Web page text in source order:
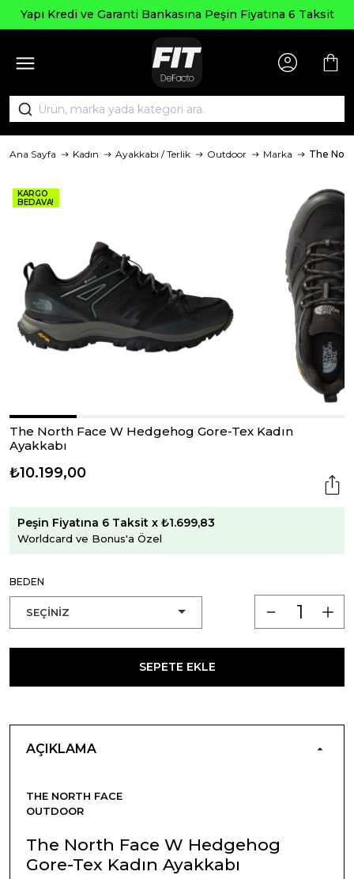
Yapı Kredi ve Garanti Bankasına Peşin Fiyatına 6 Taksit
Ana Sayfa Kadın Ayakkabı / Terlik Outdoor Marka The
KARGO
BEDAVA!
The North Face W Hedgehog Gore-Tex Kadın
Ayakkabı
₺10.199,00
Peşin Fiyatına 6 Taksit x ₺1.699,83
Worldcard ve Bonus'a Özel
BEDEN
SEPETE EKLE
AÇIKLAMA
THE NORTH FACE
OUTDOOR
The North Face W Hedgehog
Gore-Tex Kadın Ayakkabı